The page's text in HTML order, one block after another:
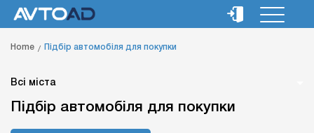
Home Підбір автомобіля для покупки
Всі міста
Підбір автомобіля для покупки